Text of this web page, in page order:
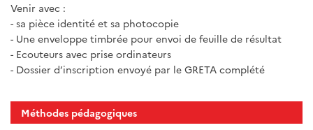
Venir avec :
- sa pièce identité et sa photocopie
- Une enveloppe timbrée pour envoi de feuille de résultat
- Ecouteurs avec prise ordinateurs
- Dossier d’inscription envoyé par le GRETA complété
Méthodes pédagogiques